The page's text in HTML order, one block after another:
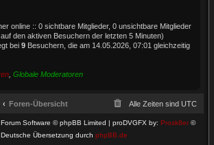
online :: 0 sichtbare Mitglieder, 0 unsichtbare Mitglieder
den aktiven Besuchern der letzten 5 Minuten)
bei 9 Besuchern, die am 14.05.2026, 07:01 gleichzeitig
Globale Moderatoren
Foren-Übersicht Alle Zeiten sind UTC
Software © phpBB Limited | proDVGFX by: Prosk8er ©
Deutsche Übersetzung durch phpBB.de